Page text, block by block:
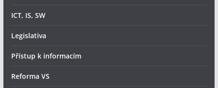
ICT, IS, SW
Legislativa
Přístup k informacím
Reforma VS